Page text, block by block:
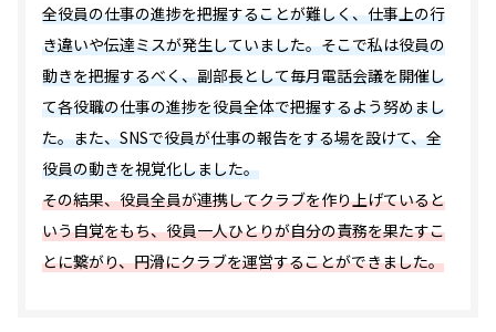
全役員の仕事の進捗を把握することが難しく、仕事上の行
き違いや伝達ミスが発生していました。そこで私は役員の
動きを把握するべく、副部長として毎月電話会議を開催し
て各役職の仕事の進捗を役員全体で把握するよう努めまし
た。また、SNSで役員が仕事の報告をする場を設けて、全
役員の動きを視覚化しました。
その結果、役員全員が連携してクラブを作り上げていると
いう自覚をもち、役員一人ひとりが自分の責務を果たすこ
とに繋がり、円滑にクラブを運営することができました。